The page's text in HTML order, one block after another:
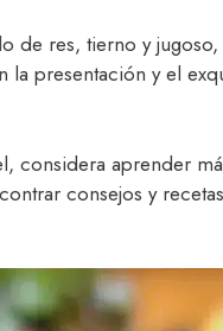
de res, tierno y
presentación y el
considera aprender
consejos y